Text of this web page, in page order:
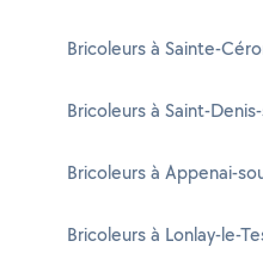
Bricoleurs à Sainte-
Bricoleurs à Saint-
Bricoleurs à Appenai-
Bricoleurs à Lonlay-le-